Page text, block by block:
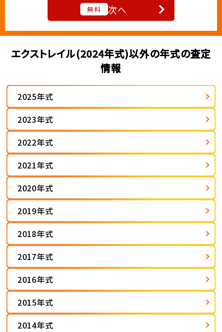
無料 次へ
エクストレイル(2024年式)以外の年式の査定
情報
2025年式
2023年式
2022年式
2021年式
2020年式
2019年式
2018年式
2017年式
2016年式
2015年式
2014年式